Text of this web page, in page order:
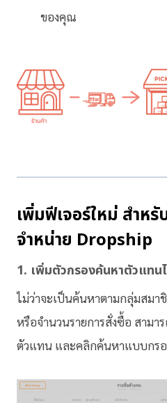
ของคุณ
เพิ่มฟีเจอร์ใหม่ สำหรั
จำหน่าย Dropship
1. เพิ่มตัวกรองค้นหาตัวแทน
ไม่ว่าจะเป็นค้นหาตามกลุ่มสมา
หรือจำนวนรายการสั่งซื้อ สามา
ตัวแทน และคลิกค้นหาแบบกร